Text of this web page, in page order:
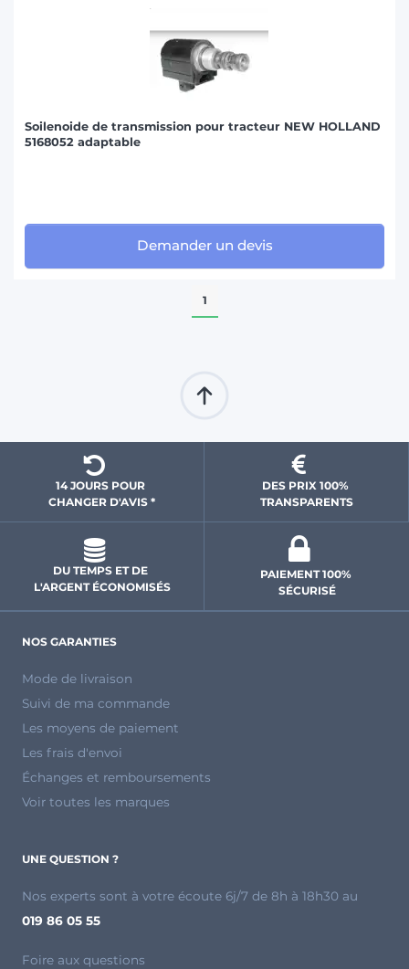
Soilenoide de transmission pour tracteur NEW HOLLAND
5168052 adaptable
Demander un devis
1
14 JOURS POUR
CHANGER D'AVIS *
DES PRIX 100%
TRANSPARENTS
DU TEMPS ET DE
L'ARGENT ÉCONOMISÉS
PAIEMENT 100%
SÉCURISÉ
NOS GARANTIES
Mode de livraison
Suivi de ma commande
Les moyens de paiement
Les frais d'envoi
Échanges et remboursements
Voir toutes les marques
UNE QUESTION ?
Nos experts sont à votre écoute 6j/7 de 8h à 18h30 au
019 86 05 55
Foire aux questions